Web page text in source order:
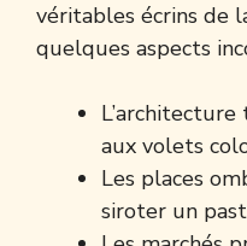
véritables écrins de
quelques aspects
L’architecture
aux volets
Les places
siroter un